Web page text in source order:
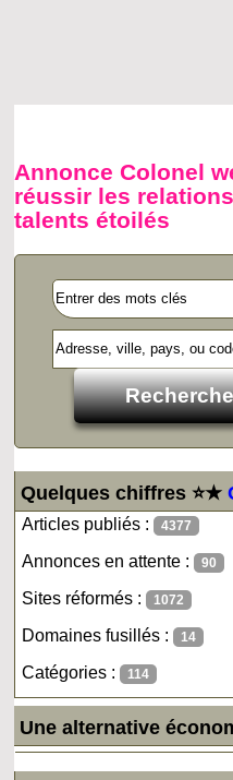
Annonce Colonel
réussir les
talents étoilés
Quelques chiffres ⭐★
Articles publiés : 4377
Annonces en attente : 90
Sites réformés : 1072
Domaines fusillés : 14
Catégories : 114
Une alternative